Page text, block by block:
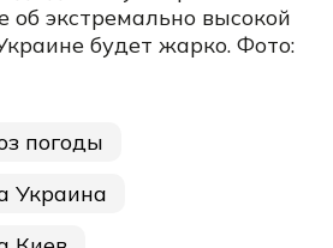
об экстремально высокой
будет жарко. Фото:
погоды
Украина